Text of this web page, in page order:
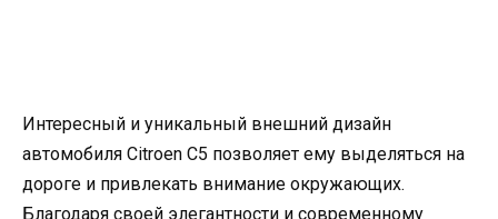
Интересный и уникальный внешний дизайн
автомобиля Citroen C5 позволяет ему выделяться на
дороге и привлекать внимание окружающих.
Благодаря своей элегантности и современному